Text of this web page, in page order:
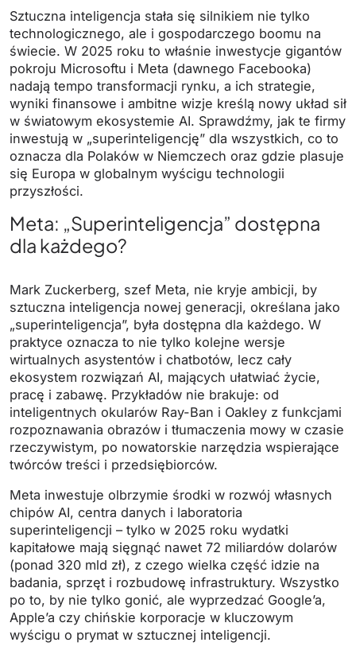
Sztuczna inteligencja stała się silnikiem nie tylko
technologicznego, ale i gospodarczego boomu na
świecie. W 2025 roku to właśnie inwestycje gigantów
pokroju Microsoftu i Meta (dawnego Facebooka)
nadają tempo transformacji rynku, a ich strategie,
wyniki finansowe i ambitne wizje kreślą nowy układ sił
w światowym ekosystemie AI. Sprawdźmy, jak te firmy
inwestują w „superinteligencję” dla wszystkich, co to
oznacza dla Polaków w Niemczech oraz gdzie plasuje
się Europa w globalnym wyścigu technologii
przyszłości.
Meta: „Superinteligencja” dostępna
dla każdego?
Mark Zuckerberg, szef Meta, nie kryje ambicji, by
sztuczna inteligencja nowej generacji, określana jako
„superinteligencja”, była dostępna dla każdego. W
praktyce oznacza to nie tylko kolejne wersje
wirtualnych asystentów i chatbotów, lecz cały
ekosystem rozwiązań AI, mających ułatwiać życie,
pracę i zabawę. Przykładów nie brakuje: od
inteligentnych okularów Ray-Ban i Oakley z funkcjami
rozpoznawania obrazów i tłumaczenia mowy w czasie
rzeczywistym, po nowatorskie narzędzia wspierające
twórców treści i przedsiębiorców.
Meta inwestuje olbrzymie środki w rozwój własnych
chipów AI, centra danych i laboratoria
superinteligencji – tylko w 2025 roku wydatki
kapitałowe mają sięgnąć nawet 72 miliardów dolarów
(ponad 320 mld zł), z czego wielka część idzie na
badania, sprzęt i rozbudowę infrastruktury. Wszystko
po to, by nie tylko gonić, ale wyprzedzać Google’a,
Apple’a czy chińskie korporacje w kluczowym
wyścigu o prymat w sztucznej inteligencji.